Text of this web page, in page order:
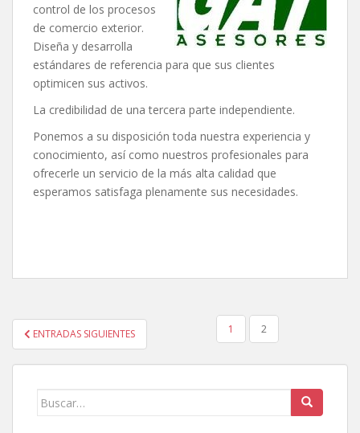
control de los procesos
de comercio exterior.
Diseña y desarrolla
estándares de referencia para que sus clientes
optimicen sus activos.
La credibilidad de una tercera parte independiente.
Ponemos a su disposición toda nuestra experiencia y
conocimiento, así como nuestros profesionales para
ofrecerle un servicio de la más alta calidad que
esperamos satisfaga plenamente sus necesidades.
PAGINACIÓN
DE
ENTRADAS
ENTRADAS SIGUIENTES 1 2
Buscar: